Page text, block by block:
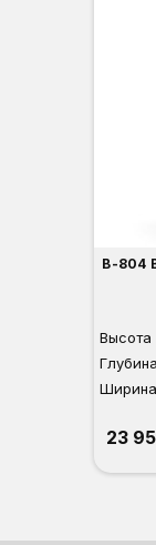
В-804
Высота
Глубина
Ширина
23